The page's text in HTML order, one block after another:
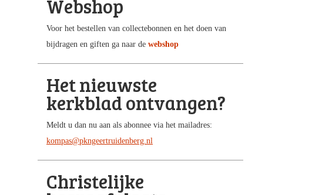
Webshop
Voor het bestellen van collectebonnen en het doen van
bijdragen en giften ga naar de webshop
Het nieuwste
kerkblad ontvangen?
Meldt u dan nu aan als abonnee via het mailadres:
kompas@pkngeertruidenberg.nl
Christelijke